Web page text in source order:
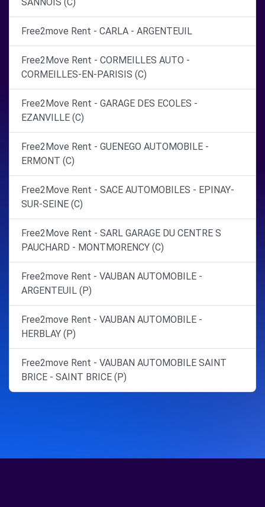
Free2move Rent - CARLA - ARGENTEUIL
Free2Move Rent - CORMEILLES AUTO -
CORMEILLES-EN-PARISIS (C)
Free2Move Rent - GARAGE DES ECOLES -
EZANVILLE (C)
Free2Move Rent - GUENEGO AUTOMOBILE -
ERMONT (C)
Free2Move Rent - SACE AUTOMOBILES - EPINAY-
SUR-SEINE (C)
Free2Move Rent - SARL GARAGE DU CENTRE S
PAUCHARD - MONTMORENCY (C)
Free2move Rent - VAUBAN AUTOMOBILE -
ARGENTEUIL (P)
Free2move Rent - VAUBAN AUTOMOBILE -
HERBLAY (P)
Free2move Rent - VAUBAN AUTOMOBILE SAINT
BRICE - SAINT BRICE (P)